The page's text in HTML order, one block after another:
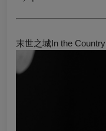
末世之城In the